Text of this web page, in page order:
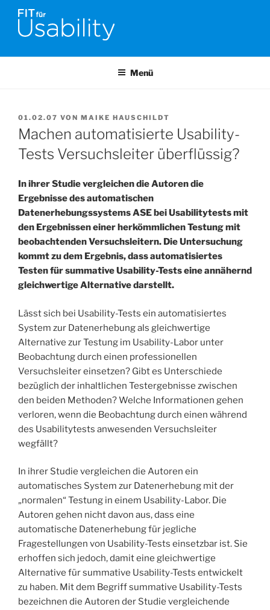
Zum
Inhalt
springen
FIT FÜR USABILITY
Menü
VERÖFFENTLICHT
AM
01.02.07 VON MAIKE HAUSCHILDT
Machen automatisierte Usability-
Tests Versuchsleiter überflüssig?
In ihrer Studie vergleichen die Autoren die
Ergebnisse des automatischen
Datenerhebungssystems ASE bei Usabilitytests mit
den Ergebnissen einer herkömmlichen Testung mit
beobachtenden Versuchsleitern. Die Untersuchung
kommt zu dem Ergebnis, dass automatisiertes
Testen für summative Usability-Tests eine annähernd
gleichwertige Alternative darstellt.
Lässt sich bei Usability-Tests ein automatisiertes
System zur Datenerhebung als gleichwertige
Alternative zur Testung im Usability-Labor unter
Beobachtung durch einen professionellen
Versuchsleiter einsetzen? Gibt es Unterschiede
bezüglich der inhaltlichen Testergebnisse zwischen
den beiden Methoden? Welche Informationen gehen
verloren, wenn die Beobachtung durch einen während
des Usabilitytests anwesenden Versuchsleiter
wegfällt?
In ihrer Studie vergleichen die Autoren ein
automatisches System zur Datenerhebung mit der
„normalen“ Testung in einem Usability-Labor. Die
Autoren gehen nicht davon aus, dass eine
automatische Datenerhebung für jegliche
Fragestellungen von Usability-Tests einsetzbar ist. Sie
erhoffen sich jedoch, damit eine gleichwertige
Alternative für summative Usability-Tests entwickelt
zu haben. Mit dem Begriff summative Usability-Tests
bezeichnen die Autoren der Studie vergleichende